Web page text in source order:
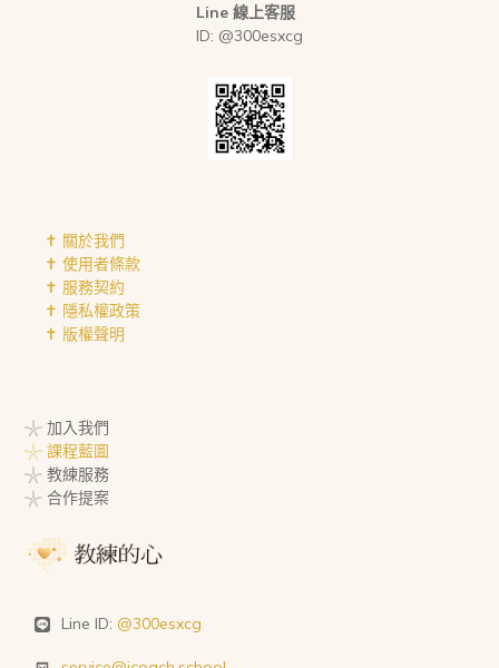
Line 線上客服
ID: @300esxcg
✝︎ 關於我們
✝︎ 使用者條款
✝︎ 服務契約
✝︎ 隱私權政策
✝︎ 版權聲明
𓇼 加入我們
𓇼 課程藍圖
𓇼 教練服務
𓇼 合作提案
Line ID: @300esxcg